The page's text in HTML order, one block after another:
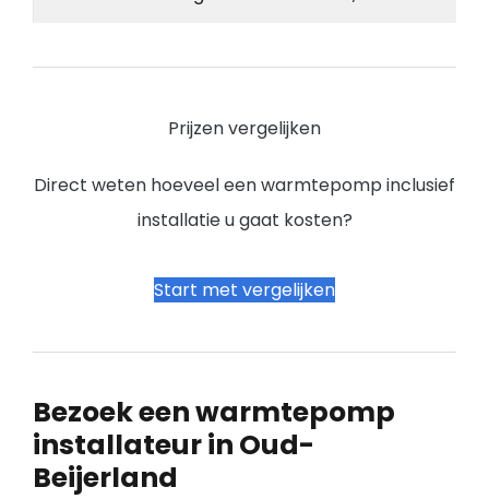
Prijzen vergelijken
Direct weten hoeveel een warmtepomp inclusief
installatie u gaat kosten?
Start met vergelijken
Bezoek een warmtepomp
installateur in Oud-
Beijerland